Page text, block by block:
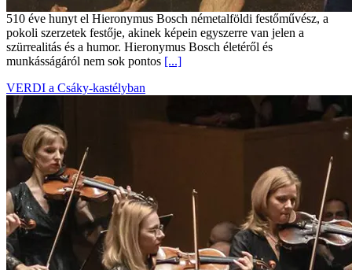
510 éve hunyt el Hieronymus Bosch németalföldi festőművész, a
pokoli szerzetek festője, akinek képein egyszerre van jelen a
szürrealitás és a humor. Hieronymus Bosch életéről és
munkásságáról nem sok pontos [...]
VERDI a Csáky-kastélyban